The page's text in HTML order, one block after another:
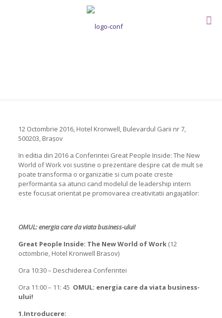
12 Octombrie 2016, Hotel Kronwell, Bulevardul Garii nr 7,
500203, Braşov
In editia din 2016 a Conferintei Great People Inside: The New
World of Work voi sustine o prezentare despre cat de mult se
poate transforma o organizatie si cum poate creste
performanta sa atunci cand modelul de leadership intern
este focusat orientat pe promovarea creativitatii angajatilor:
OMUL: energia care da viata business-ului!
Great People Inside: The New World of Work (12
octombrie, Hotel Kronwell Brasov)
Ora 10:30 – Deschiderea Conferintei
Ora 11:00 – 11: 45 OMUL: energia care da viata business-
ului!
1.Introducere: